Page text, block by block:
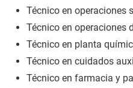
Técnico en operaciones
Técnico en operaciones
Técnico en planta
Técnico en cuidados
Técnico en farmacia y